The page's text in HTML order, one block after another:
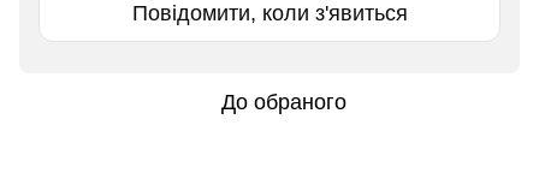
Повідомити, коли з'явиться
До обраного